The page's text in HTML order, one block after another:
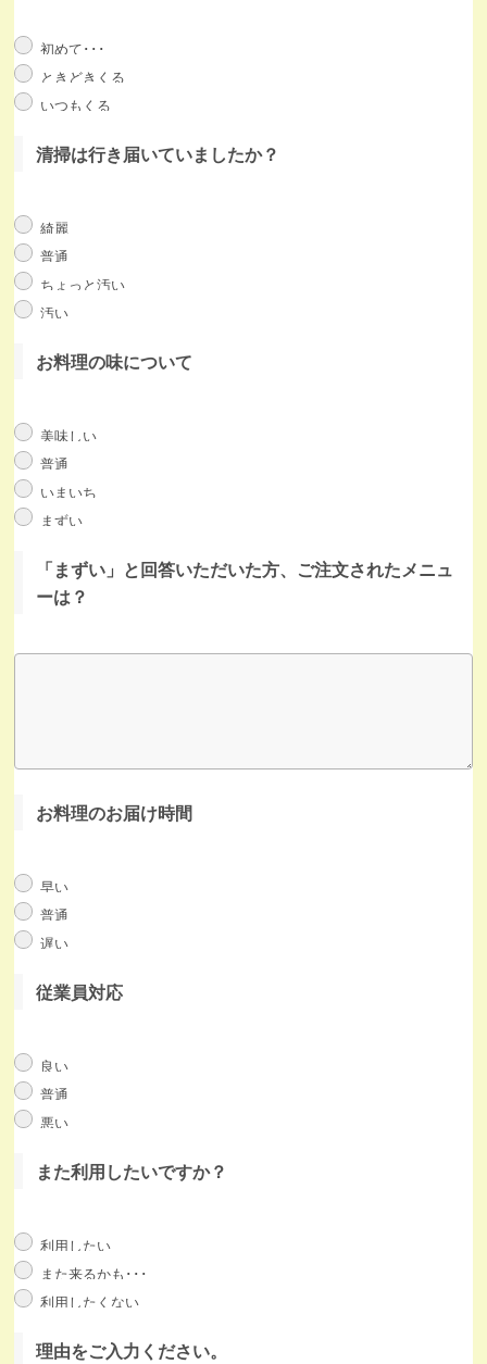
初めて･･･
ときどきくる
いつもくる
清掃は行き届いていましたか？
綺麗
普通
ちょっと汚い
汚い
お料理の味について
美味しい
普通
いまいち
まずい
「まずい」と回答いただいた方、ご注文されたメニュ
ーは？
お料理のお届け時間
早い
普通
遅い
従業員対応
良い
普通
悪い
また利用したいですか？
利用したい
また来るかも･･･
利用したくない
理由をご入力ください。